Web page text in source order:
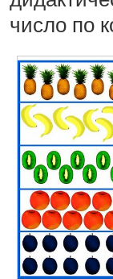
число по